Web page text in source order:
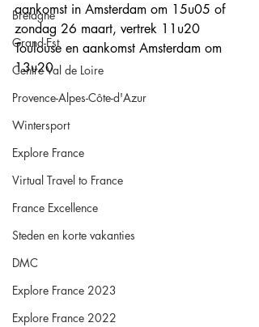
Bretagne
Grand-Est
Centre Val de Loire
Provence-Alpes-Côte-d'Azur
Wintersport
Explore France
Virtual Travel to France
France Excellence
Steden en korte vakanties
DMC
Explore France 2023
Explore France 2022
aankomst in Amsterdam om 15u05 of
zondag 26 maart, vertrek 11u20
Toulouse en aankomst Amsterdam om
13u20